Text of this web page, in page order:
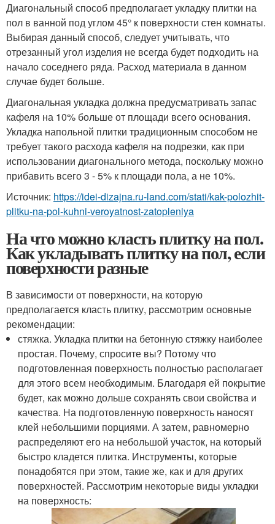
Диагональный способ предполагает укладку плитки на
пол в ванной под углом 45° к поверхности стен комнаты.
Выбирая данный способ, следует учитывать, что
отрезанный угол изделия не всегда будет подходить на
начало соседнего ряда. Расход материала в данном
случае будет больше.
Диагональная укладка должна предусматривать запас
кафеля на 10% больше от площади всего основания.
Укладка напольной плитки традиционным способом не
требует такого расхода кафеля на подрезки, как при
использовании диагонального метода, поскольку можно
прибавить всего 3 - 5% к площади пола, а не 10%.
Источник: https://idei-dizajna.ru-land.com/stati/kak-polozhit-
plitku-na-pol-kuhni-veroyatnost-zatopleniya
На что можно класть плитку на пол.
Как укладывать плитку на пол, если
поверхности разные
В зависимости от поверхности, на которую
предполагается класть плитку, рассмотрим основные
рекомендации:
стяжка. Укладка плитки на бетонную стяжку наиболее
простая. Почему, спросите вы? Потому что
подготовленная поверхность полностью располагает
для этого всем необходимым. Благодаря ей покрытие
будет, как можно дольше сохранять свои свойства и
качества. На подготовленную поверхность наносят
клей небольшими порциями. А затем, равномерно
распределяют его на небольшой участок, на который
быстро кладется плитка. Инструменты, которые
понадобятся при этом, такие же, как и для других
поверхностей. Рассмотрим некоторые виды укладки
на поверхность: